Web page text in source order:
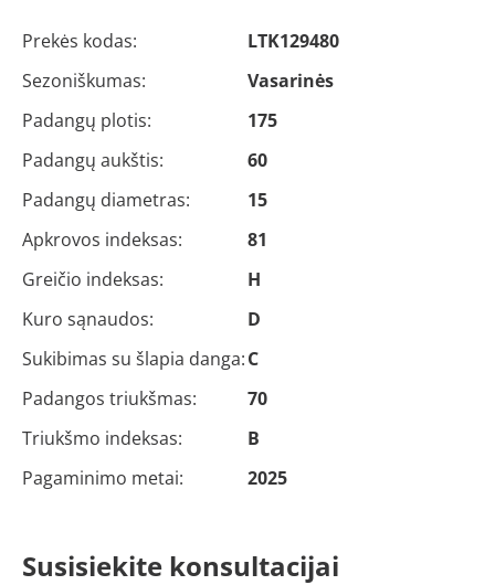
Prekės kodas:
LTK129480
Sezoniškumas:
Vasarinės
Padangų plotis:
175
Padangų aukštis:
60
Padangų diametras:
15
Apkrovos indeksas:
81
Greičio indeksas:
H
Kuro sąnaudos:
D
Sukibimas su šlapia danga:C
Padangos triukšmas:
70
Triukšmo indeksas:
B
Pagaminimo metai:
2025
Susisiekite konsultacijai